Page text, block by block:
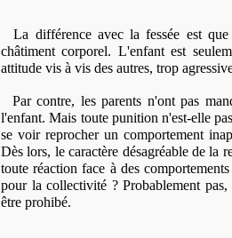
La différence avec la fessée est
châtiment corporel. L'enfant est
attitude vis à vis des autres, trop
Par contre, les parents n'ont pas
l'enfant. Mais toute punition n'est-elle
se voir reprocher un comportement
Dès lors, le caractère désagréable de la
toute réaction face à des
pour la collectivité ? Probablement
être prohibé.